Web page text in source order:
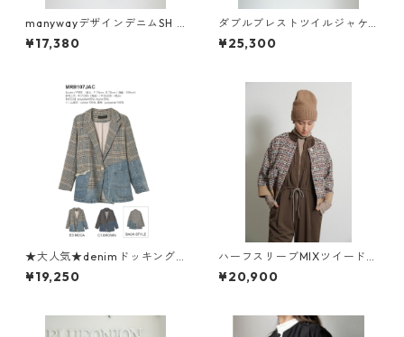
manywayデザインデニムSH 1
260673 sevendays
¥17,380
ダブルブレストツイルジャケ
ット 636422 PASSIONE
¥25,300
★大人気★denimドッキングc
heckテーラードjacket MRB 1
07 JAC micalle micalle
¥19,250
ハーフスリーブMIXツイードJ
K 604483 cyantokyo 2603
b -008
¥20,900